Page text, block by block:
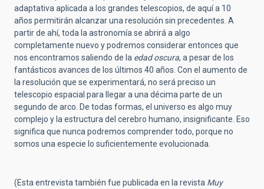
adaptativa aplicada a los grandes telescopios, de aquí a 10
años permitirán alcanzar una resolución sin precedentes. A
partir de ahí, toda la astronomía se abrirá a algo
completamente nuevo y podremos considerar entonces que
nos encontramos saliendo de la edad oscura, a pesar de los
fantásticos avances de los últimos 40 años. Con el aumento de
la resolución que se experimentará, no será preciso un
telescopio espacial para llegar a una décima parte de un
segundo de arco. De todas formas, el universo es algo muy
complejo y la estructura del cerebro humano, insignificante. Eso
significa que nunca podremos comprender todo, porque no
somos una especie lo suficientemente evolucionada.
(Esta entrevista también fue publicada en la revista Muy